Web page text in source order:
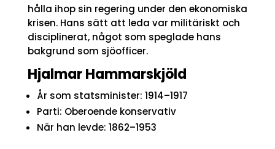
hålla ihop sin regering under den ekonomiska
krisen. Hans sätt att leda var militäriskt och
disciplinerat, något som speglade hans
bakgrund som sjöofficer.
Hjalmar Hammarskjöld
År som statsminister: 1914–1917
Parti: Oberoende konservativ
När han levde: 1862–1953